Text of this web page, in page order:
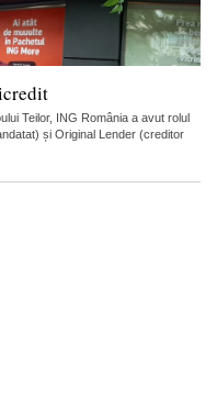
Teilor, ING România a avut rolul
și Original Lender (creditor